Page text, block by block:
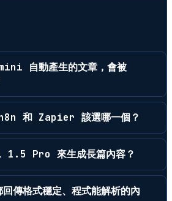
自動產生的文章，會被
n8n 和 Zapier 該選哪一個？
1.5 Pro 來生成長篇內容？
傳格式穩定、程式能解析的內